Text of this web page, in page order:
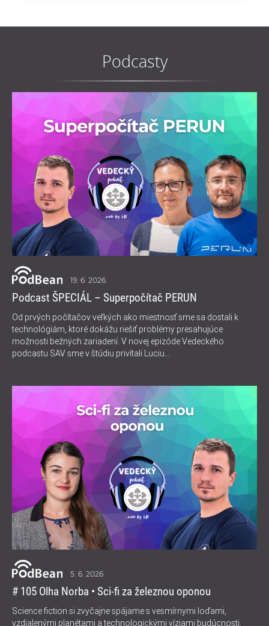
Podcasty
19. 6. 2026
Podcast ŠPECIÁL – Superpočítač PERUN
Od prvých počítačov veľkých ako miestnosť sme sa dostali k
technológiám, ktoré dokážu riešiť problémy presahujúce
možnosti bežných zariadení. V novej epizóde Vedeckého
podcastu SAV sme v štúdiu privítali Luciu...
5. 6. 2026
# 105 Olha Norba • Sci-fi za železnou oponou
Science fiction si zvyčajne spájame s vesmírnymi loďami,
vzdialenými planétami a technologickými víziami budúcnosti.